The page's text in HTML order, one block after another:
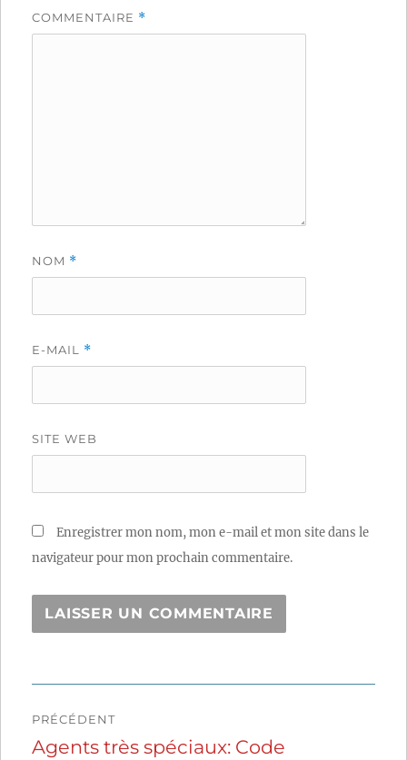
COMMENTAIRE *
NOM *
E-MAIL *
SITE WEB
Enregistrer mon nom, mon e-mail et mon site dans le
navigateur pour mon prochain commentaire.
de
PRÉCÉDENT
Publication
Agents très spéciaux: Code